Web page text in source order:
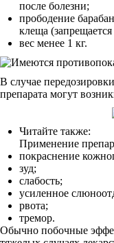
после болезни;
прободение
клеща
вес менее 1 кг.
В случае
препарата могут
Читайте также:
Применение
покраснение
зуд;
слабость;
усиленное
рвота;
тремор.
Обычно побочные